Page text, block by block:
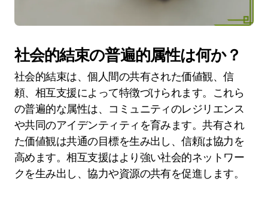
社会的結束の普遍的属性は何か？
社会的結束は、個人間の共有された価値観、信
頼、相互支援によって特徴づけられます。これら
の普遍的な属性は、コミュニティのレジリエンス
や共同のアイデンティティを育みます。共有され
た価値観は共通の目標を生み出し、信頼は協力を
高めます。相互支援はより強い社会的ネットワー
クを生み出し、協力や資源の共有を促進します。